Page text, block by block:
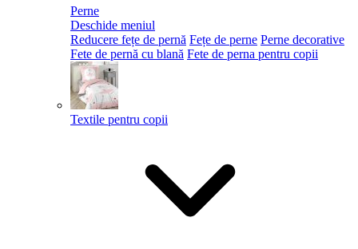
Perne
Deschide meniul
Reducere fețe de pernă Fețe de perne Perne decorative
Fete de pernă cu blană Fete de perna pentru copii
Textile pentru copii